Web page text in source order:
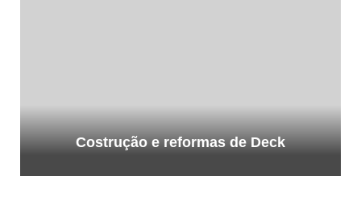
Costrução e reformas de Deck